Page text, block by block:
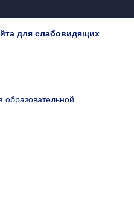
для слабовидящих
образовательной